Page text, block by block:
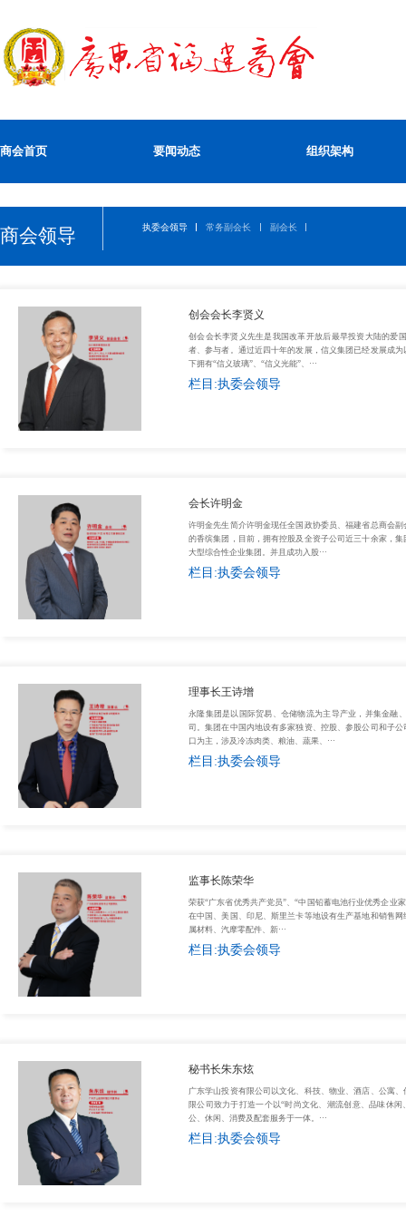
商会首页 要闻动态 组织架构
商会领导 执委会领导 常务副会长 副会长
创会会长李贤义
创会会长李贤义先生是我国改革开放后最早投资大陆的爱
者、参与者。通过近四十年的发展，信义集团已经发展成
下拥有“信义玻璃”、“信义光能”、···
栏目:执委会领导
会长许明金
许明金先生简介许明金现任全国政协委员、福建省总商会
的香缤集团，目前，拥有控股及全资子公司近三十余家，
大型综合性企业集团。并且成功入股···
栏目:执委会领导
理事长王诗增
永隆集团是以国际贸易、仓储物流为主导产业，并集金融
司。集团在中国内地设有多家独资、控股、参股公司和子
口为主，涉及冷冻肉类、粮油、蔬果、···
栏目:执委会领导
监事长陈荣华
荣获“广东省优秀共产党员”、“中国铅蓄电池行业优秀企业
在中国、美国、印尼、斯里兰卡等地设有生产基地和销售
属材料、汽摩零配件、新···
栏目:执委会领导
秘书长朱东炫
广东学山投资有限公司以文化、科技、物业、酒店、公寓
限公司致力于打造一个以“时尚文化、潮流创意、品味休
公、休闲、消费及配套服务于一体。···
栏目:执委会领导